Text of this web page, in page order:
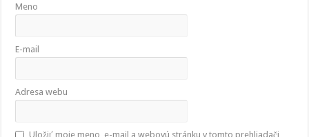
Meno
E-mail
Adresa webu
Uložiť moje meno, e-mail a webovú stránku v tomto prehliadači